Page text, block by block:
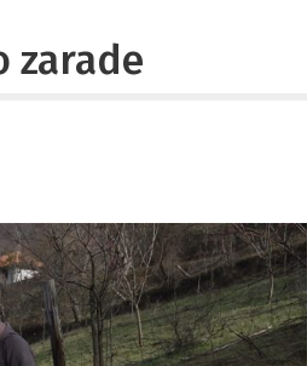
zarade